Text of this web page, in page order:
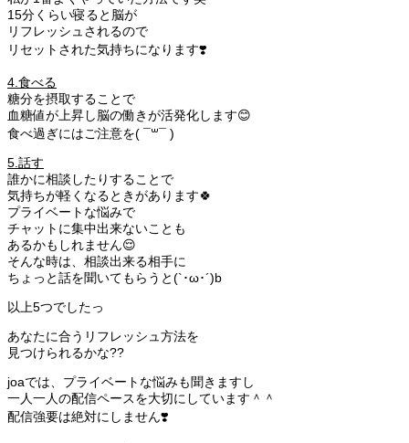
15分くらい寝ると脳が
リフレッシュされるので
リセットされた気持ちになります❣️
4.食べる
糖分を摂取することで
血糖値が上昇し脳の働きが活発化します😊
食べ過ぎにはご注意を( ¯꒳​¯ )
5.話す
誰かに相談したりすることで
気持ちが軽くなるときがあります🍀
プライベートな悩みで
チャットに集中出来ないことも
あるかもしれません😌
そんな時は、相談出来る相手に
ちょっと話を聞いてもらうと(`･ω･´)b
以上5つでしたっ
あなたに合うリフレッシュ方法を
見つけられるかな??
joaでは、プライベートな悩みも聞きますし
一人一人の配信ペースを大切にしています＾＾
配信強要は絶対にしません❣️